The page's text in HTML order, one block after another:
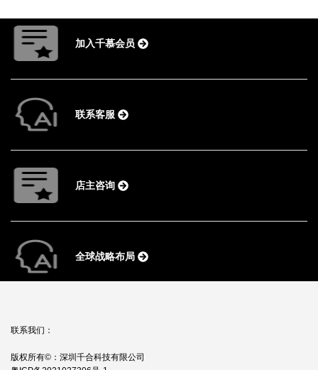
加入千慕会员
联系客服
店主咨询
全球战略布局
联系我们：
版权所有©：深圳千合科技有限公司